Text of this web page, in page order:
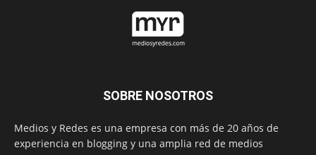
SOBRE NOSOTROS
Medios y Redes es una empresa con más de 20 años de
experiencia en blogging y una amplia red de medios